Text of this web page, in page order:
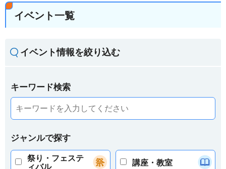
イベント一覧
イベント情報を絞り込む
キーワード検索
ジャンルで探す
祭り・フェステ
ィバル
講座・教室